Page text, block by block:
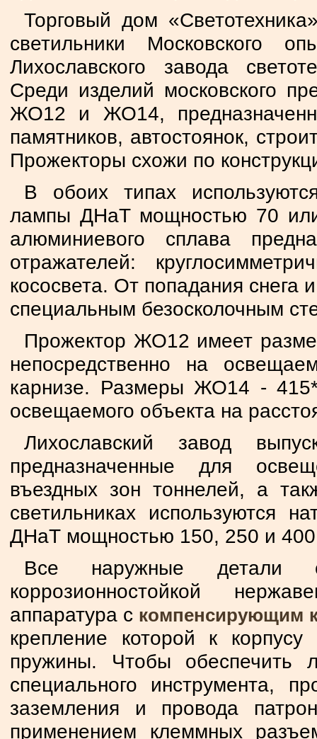
Торговый дом
светильники Московского
Лихославского завода
Среди изделий московского
ЖО12 и ЖО14,
памятников, автостоянок,
Прожекторы схожи по
В обоих типах
лампы ДНаТ мощностью 70
алюминиевого сплава
отражателей:
кососвета. От попадания
специальным безосколочным
Прожектор ЖО12 имеет
непосредственно на
карнизе. Размеры ЖО14 -
освещаемого объекта на
Лихославский завод
предназначенные для
въездных зон тоннелей, а
светильниках используются
ДНаТ мощностью 150, 250 и 400
Все наружные детали
коррозионностойкой
аппаратура с компенсирующим
крепление которой к
пружины. Чтобы обеспечить
специального инструмента,
заземления и провода
применением клеммных